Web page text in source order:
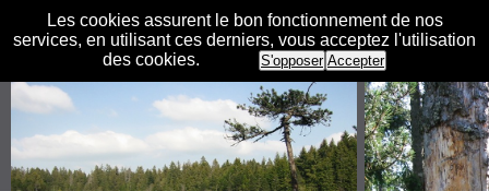
Les cookies assurent le bon fonctionnement de nos
services, en utilisant ces derniers, vous acceptez l'utilisation
des cookies.
S'opposer Accepter